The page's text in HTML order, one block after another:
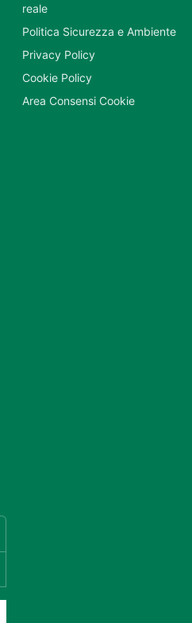
reale
Politica Sicurezza e Ambiente
Privacy Policy
Cookie Policy
Area Consensi Cookie